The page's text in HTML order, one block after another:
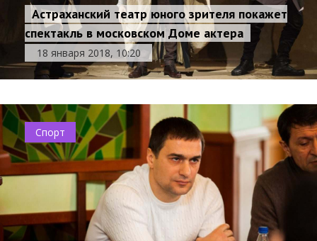
Астраханский театр юного зрителя покажет
спектакль в московском Доме актера
18 января 2018, 10:20
Спорт